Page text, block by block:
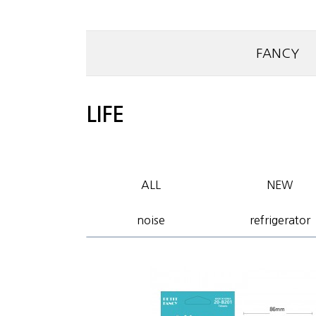
FANCY
LIFE
ALL NEW
noise refrigerator